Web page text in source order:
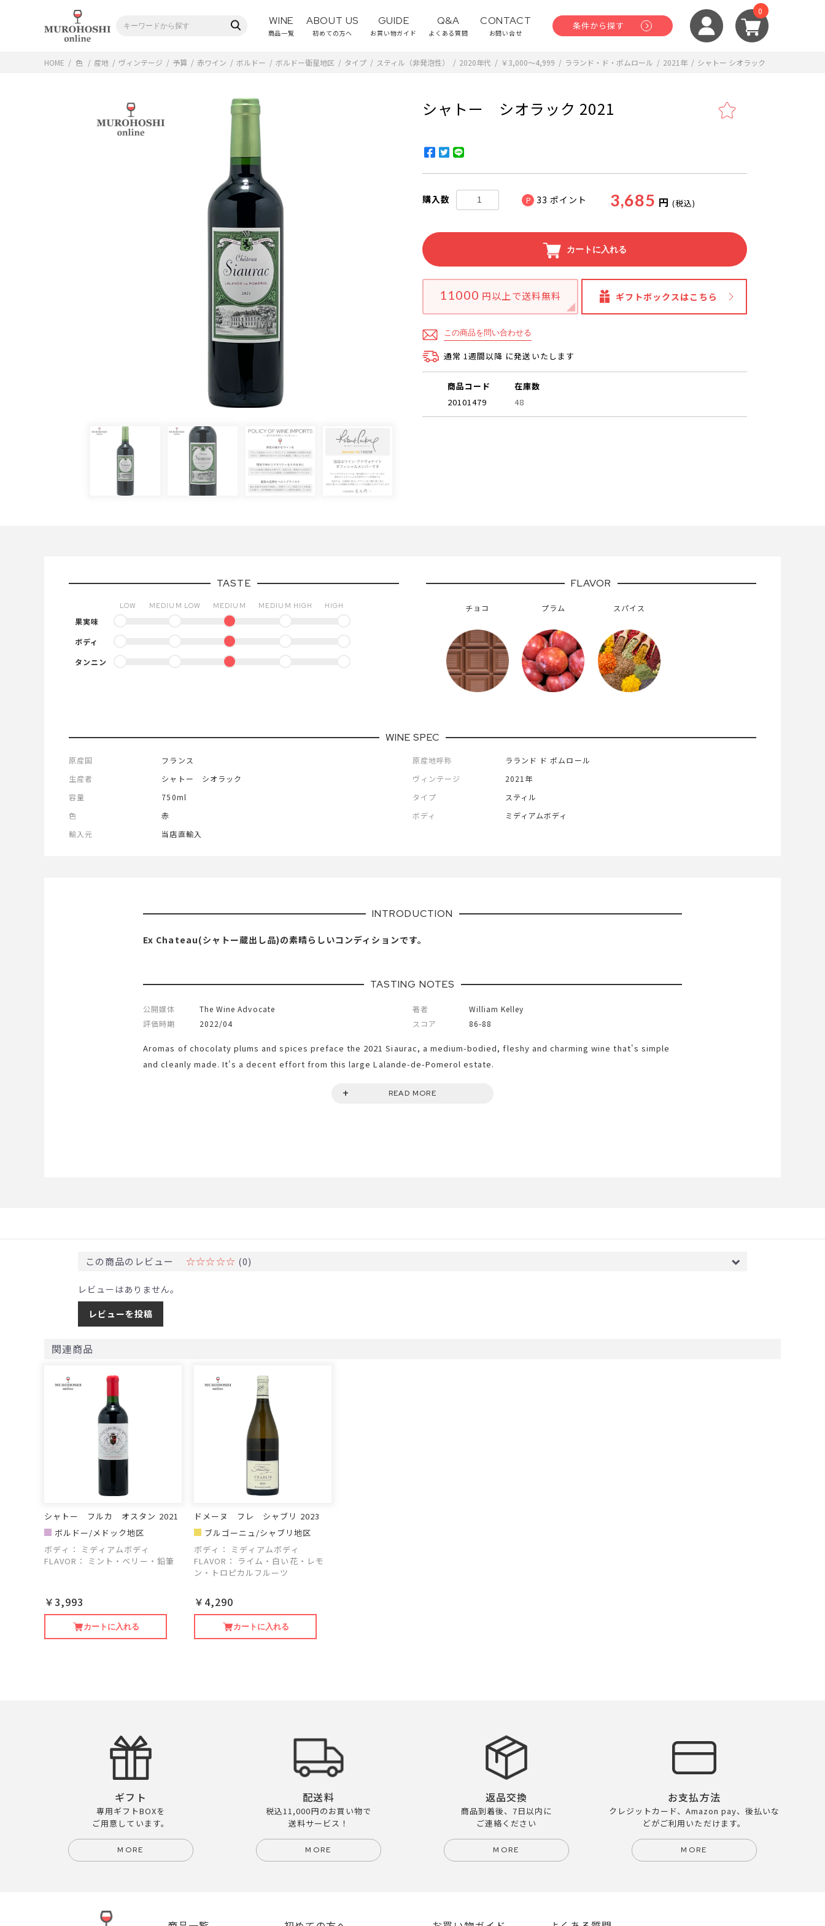
WINE
商品一覧
ABOUT US
初めての方へ
GUIDE
お買い物ガイド
Q&A
よくある質問
CONTACT
お問い合せ
条件から探す
0
HOME / 色 / 産地 / ヴィンテージ / 予算 / 赤ワイン / ボルドー / ボルドー衛星地区 / タイプ / スティル（非発泡性） / 2020年代 / ￥3,000～4,999 / ラランド・ド・ポムロール / 2021年 / シャトー シオラック
シャトー シオラック 2021
購入数 P 33 ポイント 3,685 円 (税込)
カートに入れる
11000 円以上で送料無料 ギフトボックスはこちら
この商品を問い合わせる
通常 1週間以降 に発送いたします
商品コード
20101479
在庫数
48
TASTE
LOW MEDIUM LOW MEDIUM MEDIUM HIGH HIGH
果実味
ボディ
タンニン
FLAVOR
チョコ プラム スパイス
WINE SPEC
原産国 フランス 原産地呼称
ラランド ド ポムロール
生産者
シャトー シオラック ヴィンテージ
2021年
容量
750ml タイプ
スティル
色
赤 ボディ
ミディアムボディ
輸入元
当店直輸入
INTRODUCTION
Ex Chateau(シャトー蔵出し品)の素晴らしいコンディションです。
TASTING NOTES
公開媒体 The Wine Advocate 著者
William Kelley
評価時期
2022/04 スコア 86-88
Aromas of chocolaty plums and spices preface the 2021 Siaurac, a medium-bodied, fleshy and charming wine that's simple
and cleanly made. It's a decent effort from this large Lalande-de-Pomerol estate.
READ MORE
この商品のレビュー ☆☆☆☆☆ (0)
レビューはありません。
レビューを投稿
関連商品
シャトー フルカ オスタン 2021
ボルドー/メドック地区
ボディ：
ミディアムボディ
FLAVOR：
ミント・ベリー・鉛筆
￥3,993
カートに入れる
ドメーヌ フレ シャブリ 2023
ブルゴーニュ/シャブリ地区
ボディ：
ミディアムボディ
FLAVOR：
ライム・白い花・レモ
ン・トロピカルフルーツ
￥4,290
カートに入れる
ギフト
専用ギフトBOXを
ご用意しています。
MORE
配送料
税込11,000円のお買い物で
送料サービス！
MORE
返品交換
商品到着後、7日以内に
ご連絡ください
MORE
お支払方法
クレジットカード、Amazon pay、後払いな
どがご利用いただけます。
MORE